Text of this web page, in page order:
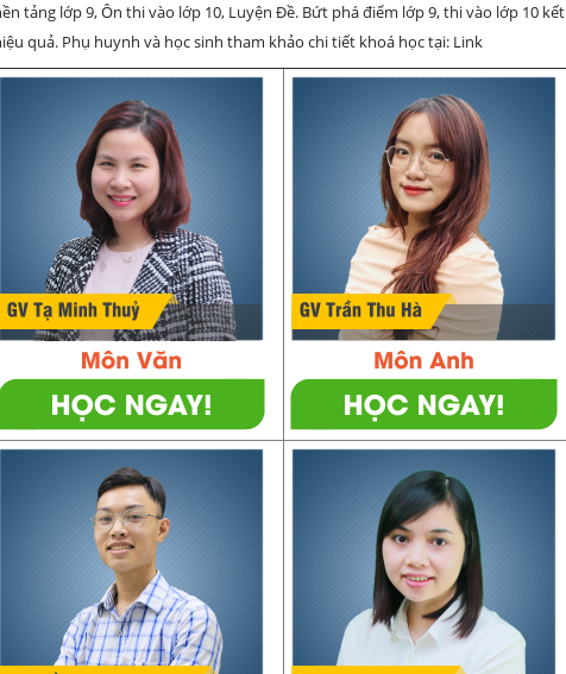
tảng lớp 9, Ôn thi vào lớp 10, Luyện Đề. Bứt phá điểm lớp 9, thi vào lớp 10 kết
quả. Phụ huynh và học sinh tham khảo chi tiết khoá học tại: Link